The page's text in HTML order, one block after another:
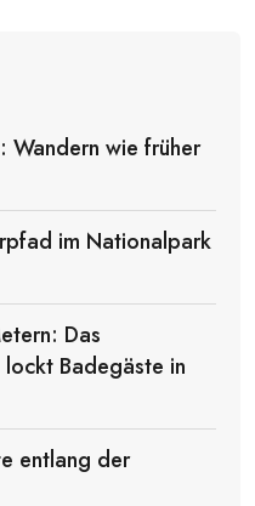
Wandern wie früher
im Nationalpark
Das
Badegäste in
entlang der